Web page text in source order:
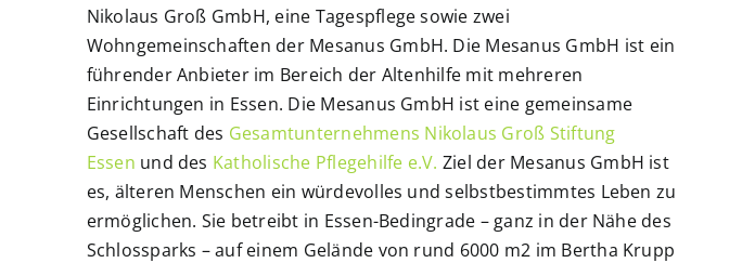
Nikolaus Groß GmbH, eine Tagespflege sowie zwei
Wohngemeinschaften der Mesanus GmbH. Die Mesanus GmbH ist ein
führender Anbieter im Bereich der Altenhilfe mit mehreren
Einrichtungen in Essen. Die Mesanus GmbH ist eine gemeinsame
Gesellschaft des Gesamtunternehmens Nikolaus Groß Stiftung
Essen und des Katholische Pflegehilfe e.V. Ziel der Mesanus GmbH ist
es, älteren Menschen ein würdevolles und selbstbestimmtes Leben zu
ermöglichen. Sie betreibt in Essen-Bedingrade – ganz in der Nähe des
Schlossparks – auf einem Gelände von rund 6000 m2 im Bertha Krupp